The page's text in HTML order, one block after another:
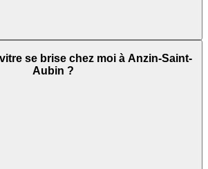
se brise chez moi à Anzin-Saint-
Aubin ?